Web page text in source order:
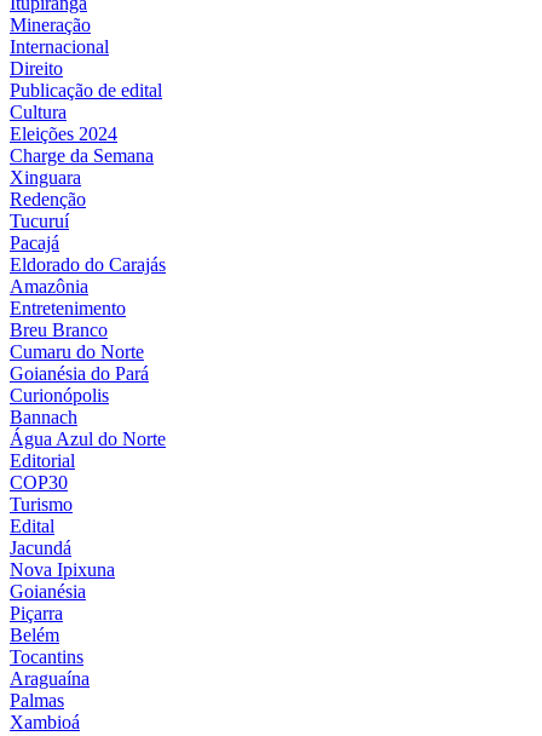
Mineração
Internacional
Direito
Publicação de edital
Cultura
Eleições 2024
Charge da Semana
Xinguara
Redenção
Tucuruí
Pacajá
Eldorado do Carajás
Amazônia
Entretenimento
Breu Branco
Cumaru do Norte
Goianésia do Pará
Curionópolis
Bannach
Água Azul do Norte
Editorial
COP30
Turismo
Edital
Jacundá
Nova Ipixuna
Goianésia
Piçarra
Belém
Tocantins
Araguaína
Palmas
Xambioá